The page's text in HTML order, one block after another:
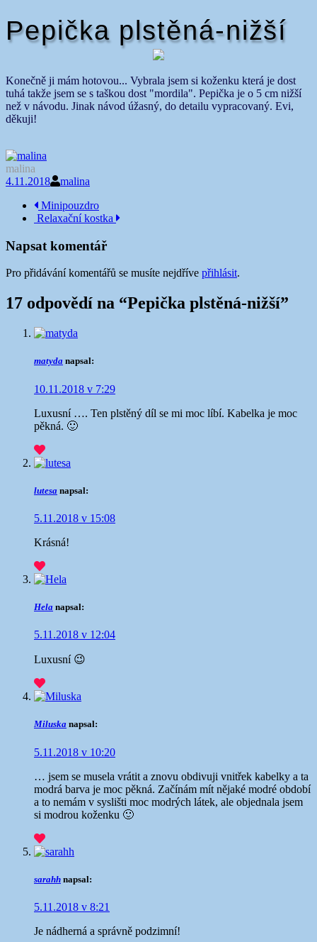
Pepička plstěná-nižší
Konečně ji mám hotovou... Vybrala jsem si koženku která je dost
tuhá takže jsem se s taškou dost "mordila". Pepička je o 5 cm nižší
než v návodu. Jinak návod úžasný, do detailu vypracovaný. Evi,
děkuji!
malina
4.11.2018
malina
Navigace
příspěvku
Minipouzdro
Relaxační kostka
Napsat komentář
Pro přidávání komentářů se musíte nejdříve přihlásit.
17 odpovědí na “Pepička plstěná-nižší”
matyda napsal:
10.11.2018 v 7:29
Luxusní …. Ten plstěný díl se mi moc líbí. Kabelka je moc
pěkná. 🙂
lutesa napsal:
5.11.2018 v 15:08
Krásná!
Hela napsal:
5.11.2018 v 12:04
Luxusní 😉
Miluska napsal:
5.11.2018 v 10:20
… jsem se musela vrátit a znovu obdivuji vnitřek kabelky a ta
modrá barva je moc pěkná. Začínám mít nějaké modré období
a to nemám v syslišti moc modrých látek, ale objednala jsem
si modrou koženku 🙂
sarahh napsal:
5.11.2018 v 8:21
Je nádherná a správně podzimní!